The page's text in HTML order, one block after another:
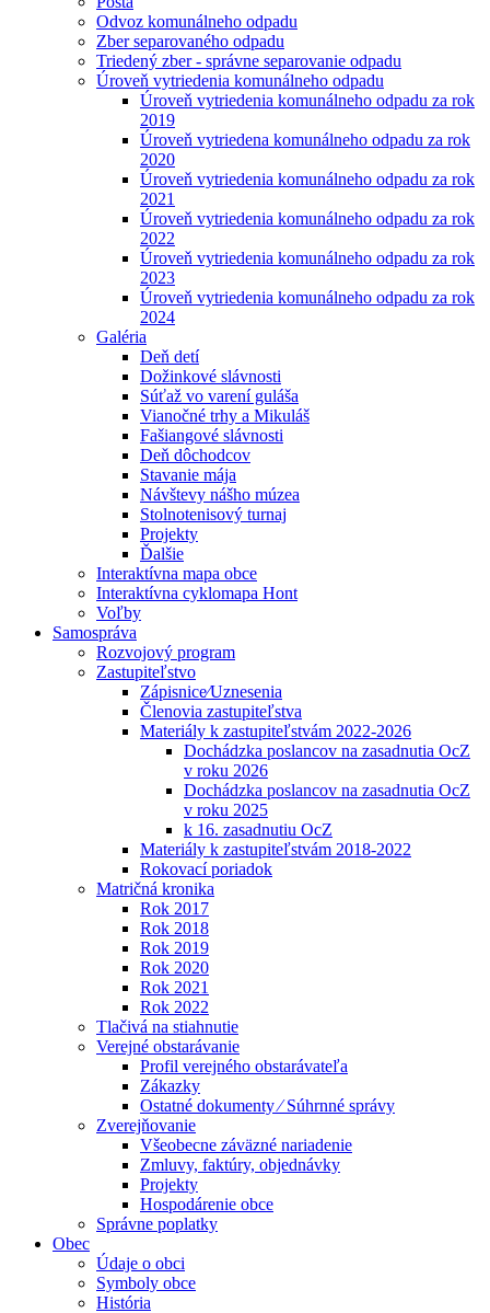
Odvoz komunálneho odpadu
Zber separovaného odpadu
Triedený zber - správne separovanie odpadu
Úroveň vytriedenia komunálneho odpadu
Úroveň vytriedenia komunálneho odpadu za rok
2019
Úroveň vytriedena komunálneho odpadu za rok
2020
Úroveň vytriedenia komunálneho odpadu za rok
2021
Úroveň vytriedenia komunálneho odpadu za rok
2022
Úroveň vytriedenia komunálneho odpadu za rok
2023
Úroveň vytriedenia komunálneho odpadu za rok
2024
Galéria
Deň detí
Dožinkové slávnosti
Súťaž vo varení guláša
Vianočné trhy a Mikuláš
Fašiangové slávnosti
Deň dôchodcov
Stavanie mája
Návštevy nášho múzea
Stolnotenisový turnaj
Projekty
Ďalšie
Interaktívna mapa obce
Interaktívna cyklomapa Hont
Voľby
Samospráva
Rozvojový program
Zastupiteľstvo
Zápisnice⁄Uznesenia
Členovia zastupiteľstva
Materiály k zastupiteľstvám 2022-2026
Dochádzka poslancov na zasadnutia OcZ
v roku 2026
Dochádzka poslancov na zasadnutia OcZ
v roku 2025
k 16. zasadnutiu OcZ
Materiály k zastupiteľstvám 2018-2022
Rokovací poriadok
Matričná kronika
Rok 2017
Rok 2018
Rok 2019
Rok 2020
Rok 2021
Rok 2022
Tlačivá na stiahnutie
Verejné obstarávanie
Profil verejného obstarávateľa
Zákazky
Ostatné dokumenty ⁄ Súhrnné správy
Zverejňovanie
Všeobecne záväzné nariadenie
Zmluvy, faktúry, objednávky
Projekty
Hospodárenie obce
Správne poplatky
Obec
Údaje o obci
Symboly obce
História